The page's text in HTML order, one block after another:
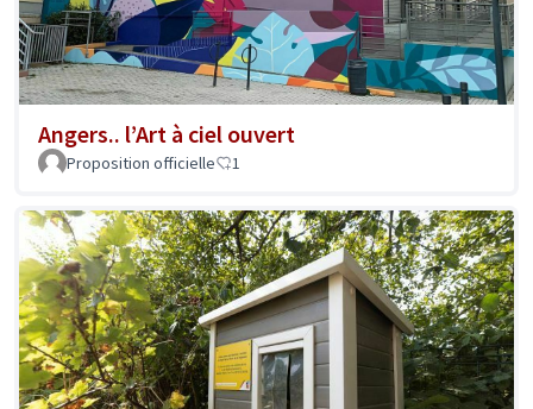
Angers.. l’Art à ciel ouvert
Proposition officielle 1